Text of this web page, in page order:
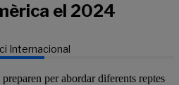
el 2024
Internacional
per abordar diferents reptes